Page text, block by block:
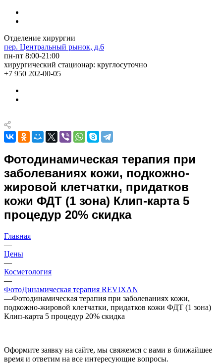
Отделение хирургии
пер. Центральный рынок, д.6
пн-пт 8:00-21:00
хирургический стационар: круглосуточно
+7 950 202-00-05
Фотодинамическая терапия при
заболеваниях кожи, подкожно-
жировой клетчатки, придатков
кожи ФДТ (1 зона) Клип-карта 5
процедур 20% скидка
Главная
—
Цены
—
Косметология
—
ФотоДинамическая терапия REVIXAN
—Фотодинамическая терапия при заболеваниях кожи,
подкожно-жировой клетчатки, придатков кожи ФДТ (1 зона)
Клип-карта 5 процедур 20% скидка
Оформите заявку на сайте, мы свяжемся с вами в ближайшее
время и ответим на все интересующие вопросы.